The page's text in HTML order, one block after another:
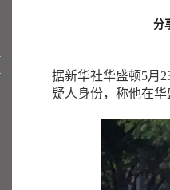
分
据新华社华盛顿5月
疑人身份，称他在华